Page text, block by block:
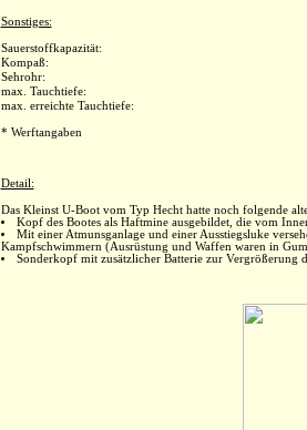
Sonstiges:
Sauerstoffkapazität:
Kompaß:
Sehrohr:
max. Tauchtiefe:
max. erreichte Tauchtiefe:
* Werftangaben
Detail:
Das Kleinst U-Boot vom Typ Hecht hatte noch folgende
Kopf des Bootes als Haftmine ausgebildet, die vom
Mit einer Atmunsganlage und einer Ausstiegsluke
Kampfschwimmern (Ausrüstung und Waffen waren in
Sonderkopf mit zusätzlicher Batterie zur Vergrößerung